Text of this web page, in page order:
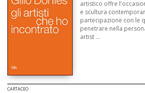
artistico offre
e scultura
partecipazione con le
penetrare nella
artist ...
CARTACEO